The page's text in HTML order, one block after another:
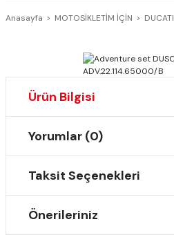
Anasayfa MOTOSİKLETİM İÇİN DUCATI
Ürün Bilgisi
Yorumlar (0)
Taksit Seçenekleri
Önerileriniz